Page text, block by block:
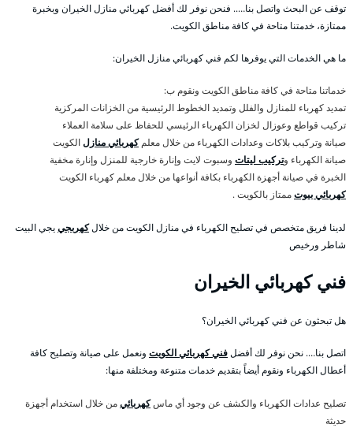
توقف عن البحث واتصل بنا….. فنحن نوفر لك أفضل كهربائي منازل الخيران وبخبرة
ممتازة، خدمتنا متاحة في كافة مناطق الكويت.
ما هي الخدمات التي يوفرها لكم فني كهربائي منازل الخيران:
خدماتنا متاحة في كافة مناطق الكويت ونقوم ب:
تمديد كهرباء للمنازل والفلل وتمديد الخطوط الرئيسية من الخزانات المركزية
تركيب قواطع وعوزال لخزان الكهرباء الرئيسي للحفاظ على سلامة العملاء
صيانة وتركيب بلاكات وعدادات الكهرباء من خلال معلمكهربائي منازلالكويت
صيانة الكهرباء وتركيب ليتات وسبوت لايت وإنارة خارجية للمنزل وإنارة مخفية
الخبرة في صيانة أجهزة الكهرباء بكافة أنواعها من خلال معلم كهرباء الكويت
كهربائي بيوتممتاز بالكويت .
لدينا فريق متخصص في تصليح الكهرباء في منازل الكويت من خلالكهربجييجي البيت
شاطر ورخيص
فني كهربائي الخيران
هل تبحثون عن فني كهربائي الخيران؟
اتصل بنا…. نحن نوفر لك أفضلفني كهربائي الكويت ونعمل على صيانة وتصليح كافة
أعطال الكهرباء ونقوم أيضاً بتقديم خدمات متنوعة ومختلفة منها:
تصليح عدادات الكهرباء والكشف عن وجود أي ماسكهربائيمن خلال استخدام أجهزة
حديثة